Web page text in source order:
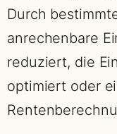
Durch
anrechenbare
reduziert, die
optimiert oder